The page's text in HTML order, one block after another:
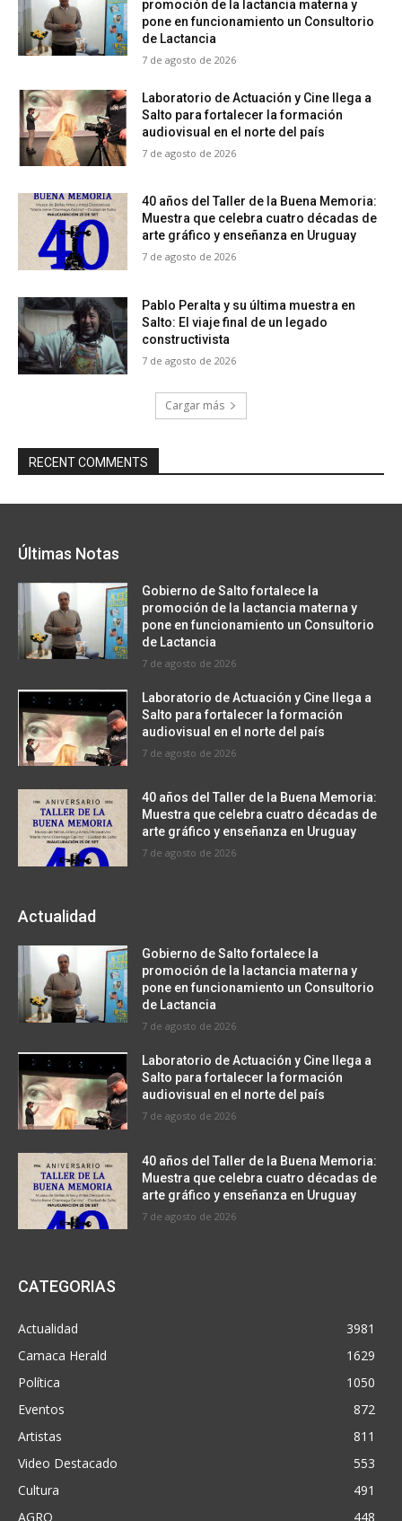
promoción de la lactancia materna y
pone en funcionamiento un Consultorio
de Lactancia
7 de agosto de 2026
Laboratorio de Actuación y Cine llega a
Salto para fortalecer la formación
audiovisual en el norte del país
7 de agosto de 2026
40 años del Taller de la Buena Memoria:
Muestra que celebra cuatro décadas de
arte gráfico y enseñanza en Uruguay
7 de agosto de 2026
Pablo Peralta y su última muestra en
Salto: El viaje final de un legado
constructivista
7 de agosto de 2026
Cargar más
RECENT COMMENTS
Últimas Notas
Gobierno de Salto fortalece la
promoción de la lactancia materna y
pone en funcionamiento un Consultorio
de Lactancia
7 de agosto de 2026
Laboratorio de Actuación y Cine llega a
Salto para fortalecer la formación
audiovisual en el norte del país
7 de agosto de 2026
40 años del Taller de la Buena Memoria:
Muestra que celebra cuatro décadas de
arte gráfico y enseñanza en Uruguay
7 de agosto de 2026
Actualidad
Gobierno de Salto fortalece la
promoción de la lactancia materna y
pone en funcionamiento un Consultorio
de Lactancia
7 de agosto de 2026
Laboratorio de Actuación y Cine llega a
Salto para fortalecer la formación
audiovisual en el norte del país
7 de agosto de 2026
40 años del Taller de la Buena Memoria:
Muestra que celebra cuatro décadas de
arte gráfico y enseñanza en Uruguay
7 de agosto de 2026
CATEGORIAS
Actualidad
3981
Camaca Herald
1629
Política
1050
Eventos
872
Artistas
811
Video Destacado
553
Cultura
491
AGRO
448